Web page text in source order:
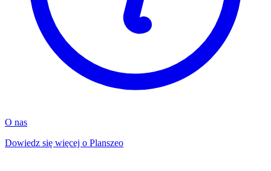
O nas
Dowiedz się więcej o Planszeo